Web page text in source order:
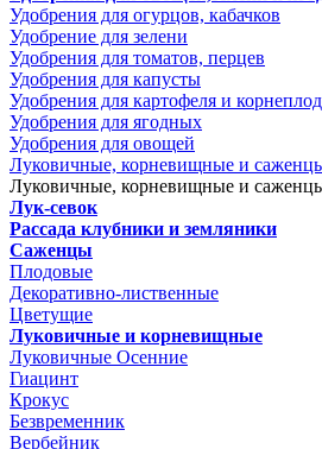
Удобрения для огурцов, кабачков
Удобрение для зелени
Удобрения для томатов, перцев
Удобрения для капусты
Удобрения для картофеля и
Удобрения для ягодных
Удобрения для овощей
Луковичные, корневищные и
Луковичные, корневищные и
Лук-севок
Рассада клубники и земляники
Саженцы
Плодовые
Декоративно-лиственные
Цветущие
Луковичные и корневищные
Луковичные Осенние
Гиацинт
Крокус
Безвременник
Вербейник